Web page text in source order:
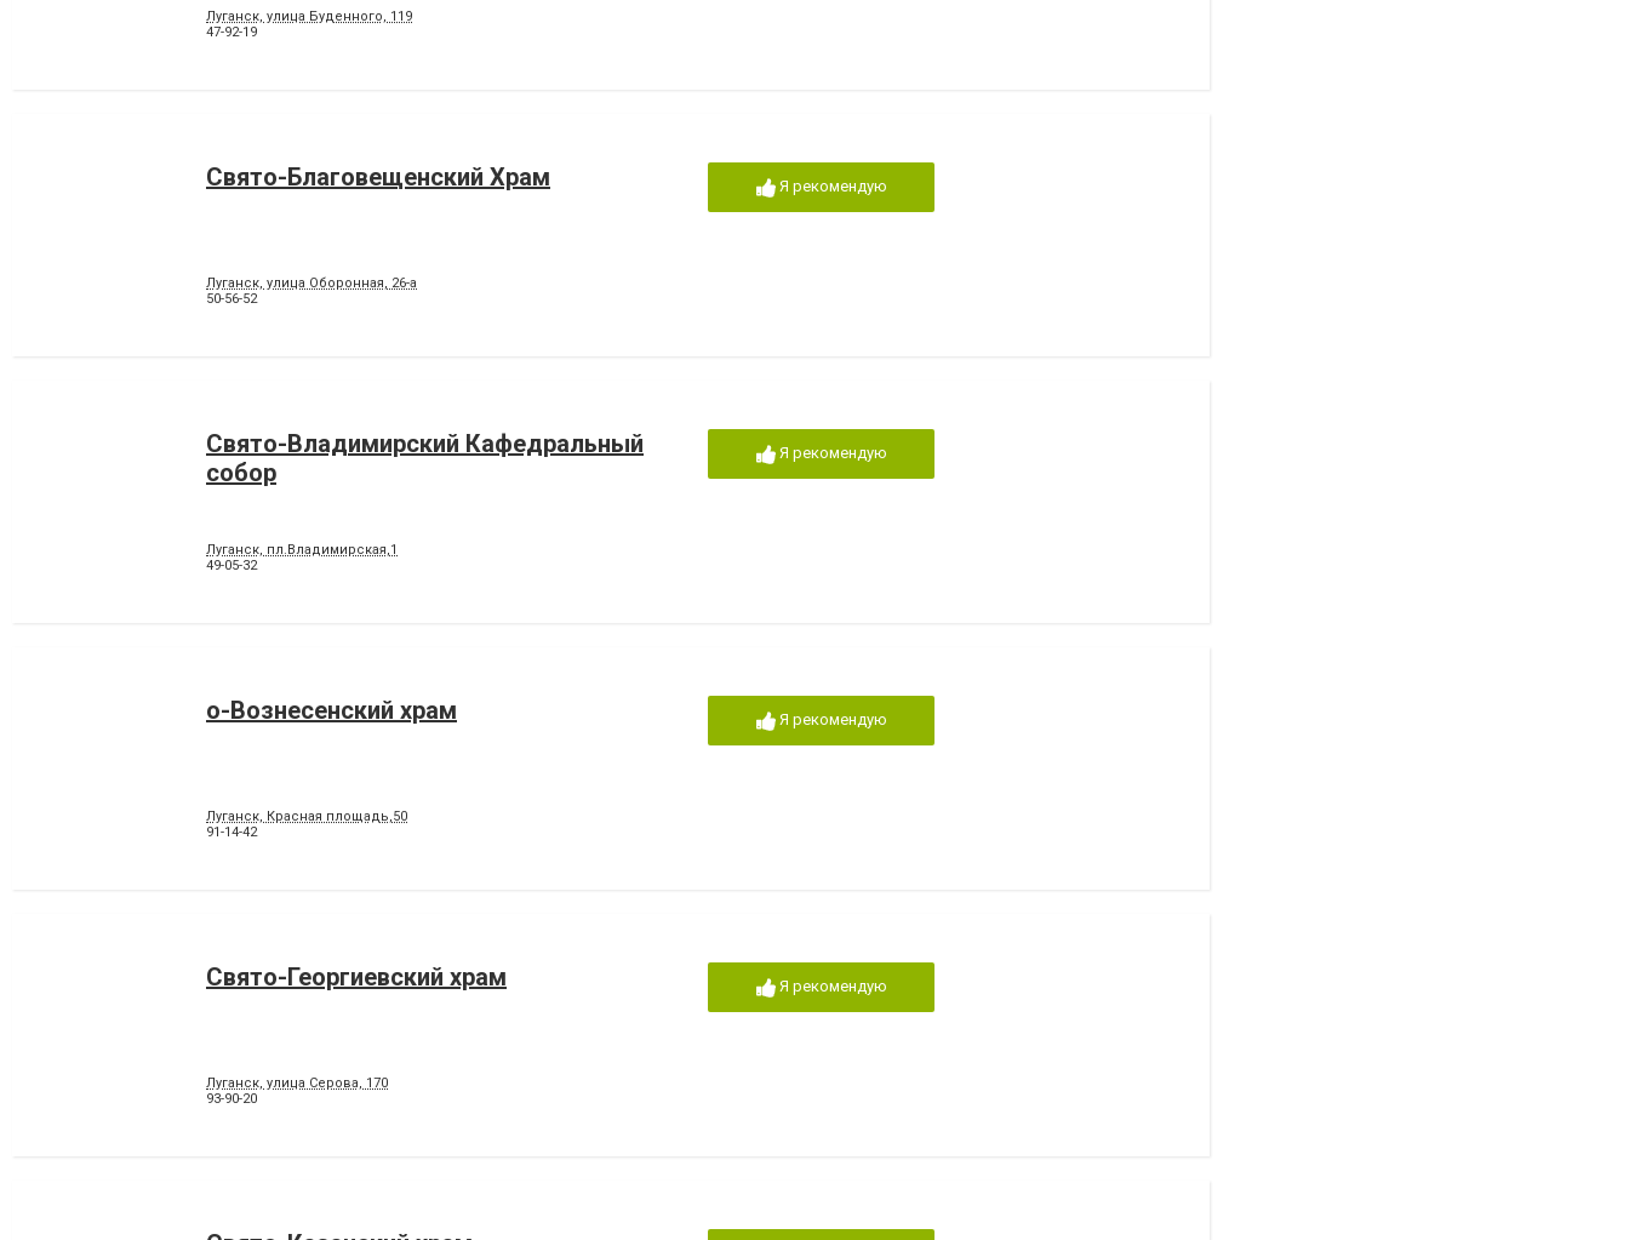
Луганск, улица Буденного, 119
47-92-19
Свято-Благовещенский Храм
Луганск, улица Оборонная, 26-а
50-56-52
Я рекомендую
Свято-Владимирский Кафедральный
собор
Луганск, пл.Владимирская,1
49-05-32
Я рекомендую
о-Вознесенский храм
Луганск, Красная площадь,50
91-14-42
Я рекомендую
Свято-Георгиевский храм
Луганск, улица Серова, 170
93-90-20
Я рекомендую